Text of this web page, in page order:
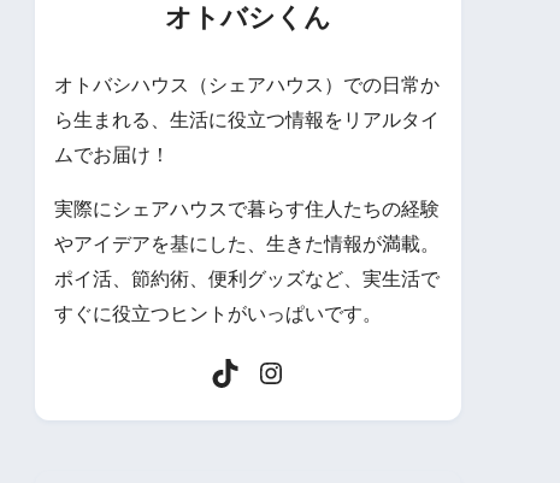
オトバシくん
オトバシハウス（シェアハウス）での日常か
ら生まれる、生活に役立つ情報をリアルタイ
ムでお届け！
実際にシェアハウスで暮らす住人たちの経験
やアイデアを基にした、生きた情報が満載。
ポイ活、節約術、便利グッズなど、実生活で
すぐに役立つヒントがいっぱいです。